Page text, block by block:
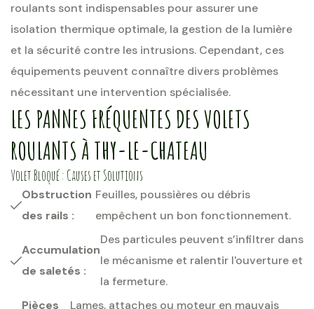
roulants sont indispensables pour assurer une
isolation thermique optimale, la gestion de la lumière
et la sécurité contre les intrusions. Cependant, ces
équipements peuvent connaître divers problèmes
nécessitant une intervention spécialisée.
LES PANNES FRÉQUENTES DES VOLETS
ROULANTS À THY-LE-CHATEAU
Volet Bloqué : Causes et Solutions
Obstruction
des rails :
Feuilles, poussières ou débris
empêchent un bon fonctionnement.
Accumulation
de saletés :
Des particules peuvent s’infiltrer dans
le mécanisme et ralentir l'ouverture et
la fermeture.
Pièces
Lames, attaches ou moteur en mauvais